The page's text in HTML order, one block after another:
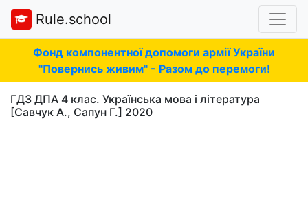
Rule.school
Фонд компонентної допомоги армії України
"Повернись живим" - Разом до перемоги!
ГДЗ ДПА 4 клас. Українська мова і література
[Савчук А., Сапун Г.] 2020